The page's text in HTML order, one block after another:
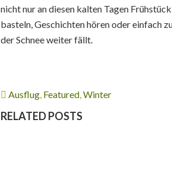
nicht nur an diesen kalten Tagen
basteln, Geschichten hören oder einfach
der Schnee weiter fällt.
Ausflug, Featured,Winter
RELATED POSTS